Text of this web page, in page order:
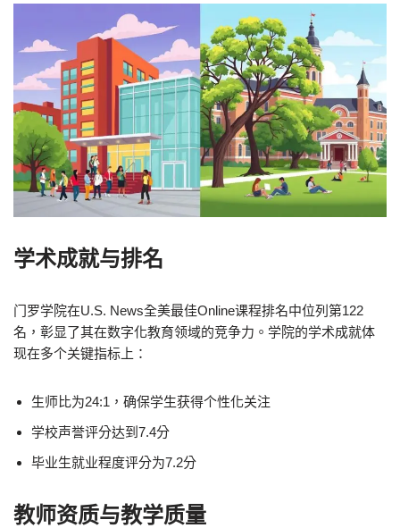
学术成就与排名
门罗学院在U.S. News全美最佳Online课程排名中位列第122
名，彰显了其在数字化教育领域的竞争力。学院的学术成就体
现在多个关键指标上：
生师比为24:1，确保学生获得个性化关注
学校声誉评分达到7.4分
毕业生就业程度评分为7.2分
教师资质与教学质量